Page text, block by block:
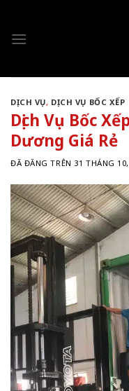
nội
DỊCH VỤ, DỊCH VỤ BỐC XẾP
Dịch Vụ Bốc
Dương Giá Rẻ
ĐÃ ĐĂNG TRÊN 31 THÁNG